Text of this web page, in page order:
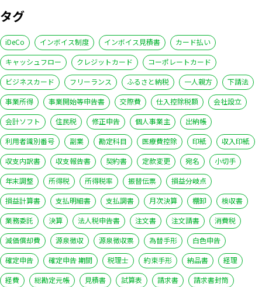
タグ
iDeCo インボイス制度 インボイス見積書
カード払い
キャッシュフロー
クレジットカード
コーポレートカード
ビジネスカード
フリーランス ふるさと納税 一人親方
下請法
事業所得
事業開始等申告書 交際費 仕入控除税額
会社設立
会計ソフト
住民税 修正申告 個人事業主
出納帳
利用者識別番号
副業 勘定科目 医療費控除 印紙
収入印紙
収支内訳書
収支報告書 契約書 定款変更 宛名
小切手
年末調整
所得税 所得税率 振替伝票
損益分岐点
損益計算書
支払明細書 支払調書 月次決算 棚卸
検収書
業務委託
決算 法人税申告書 注文書 注文請書
消費税
減価償却費
源泉徴収 源泉徴収票 為替手形
白色申告
確定申告
確定申告 期間 税理士 約束手形 納品書
経理
経費
総勘定元帳 見積書 試算表 請求書
請求書封筒